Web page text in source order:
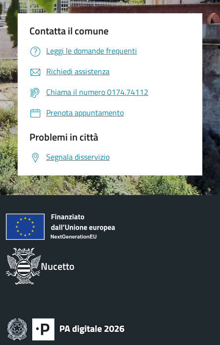
Contatta il comune
Leggi le domande frequenti
Richiedi assistenza
Chiama il numero 0174.74112
Prenota appuntamento
Problemi in città
Segnala disservizio
Nucetto